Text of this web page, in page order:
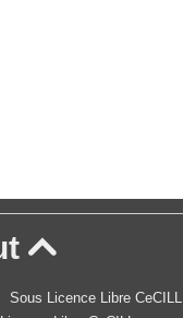

Sous Licence Libre CeCILL